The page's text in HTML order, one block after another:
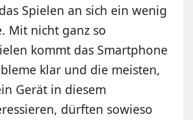
Spielen an sich ein wenig
Mit nicht ganz so
kommt das Smartphone
klar und die meisten,
Gerät in diesem
dürften sowieso